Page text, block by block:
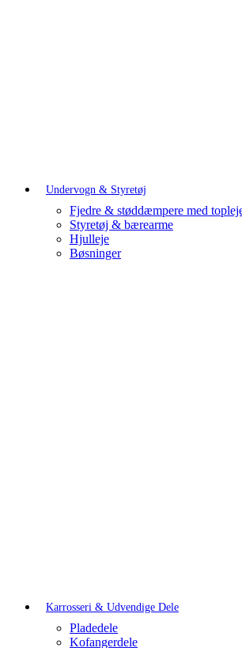
Undervogn & Styretøj
Fjedre & støddæmpere med
Styretøj & bærearme
Hjulleje
Bøsninger
Karrosseri & Udvendige Dele
Pladedele
Kofangerdele